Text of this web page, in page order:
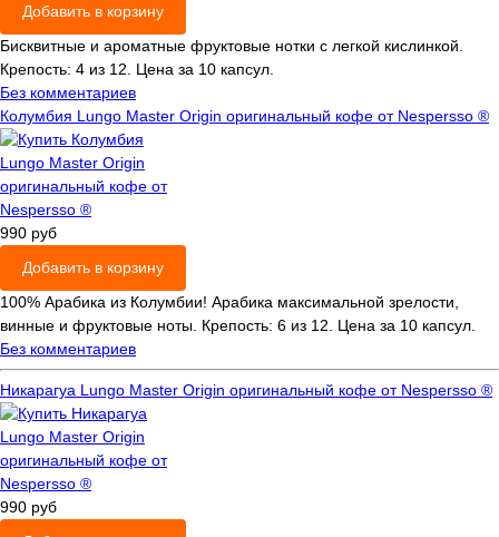
Добавить в корзину
Бисквитные и ароматные фруктовые нотки с легкой кислинкой.
Крепость: 4 из 12. Цена за 10 капсул.
Без комментариев
Колумбия Lungo Mаster Origin оригинальный кофе от Nespersso ®
990 руб
Добавить в корзину
100% Арабика из Колумбии! Арабика максимальной зрелости,
винные и фруктовые ноты. Крепость: 6 из 12. Цена за 10 капсул.
Без комментариев
Никарагуа Lungo Master Origin оригинальный кофе от Nespersso ®
990 руб